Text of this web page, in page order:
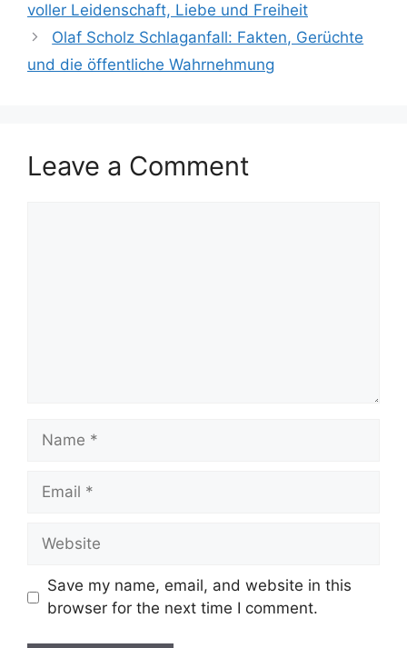
voller Leidenschaft, Liebe und Freiheit
Olaf Scholz Schlaganfall: Fakten, Gerüchte
und die öffentliche Wahrnehmung
Leave a Comment
Name
Email
Website
Save my name, email, and website in this
browser for the next time I comment.